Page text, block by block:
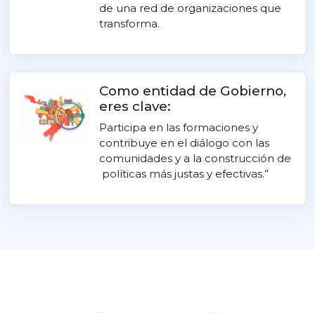
de una red de organizaciones que
transforma.
Como entidad de Gobierno,
eres clave:
Participa en las formaciones y
contribuye en el diálogo con las
comunidades y a la construcción de
políticas más justas y efectivas.”